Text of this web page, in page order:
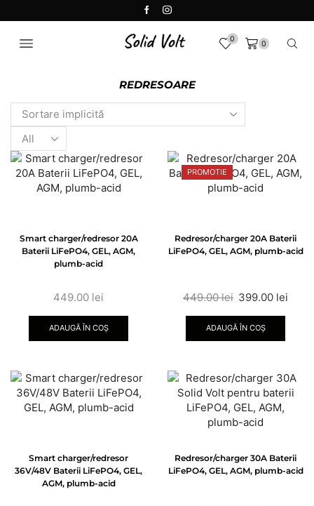
0
0
REDRESOARE
Smart charger/redresor 20A
Baterii LiFePO4, GEL, AGM,
plumb-acid
449.00 lei
ADAUGĂ ÎN COȘ
PROMOTIE
Redresor/charger 20A Baterii
LiFePO4, GEL, AGM, plumb-acid
449.00lei 399.00 lei
ADAUGĂ ÎN COȘ
Smart charger/redresor
36V/48V Baterii LiFePO4, GEL,
AGM, plumb-acid
Redresor/charger 30A Baterii
LiFePO4, GEL, AGM, plumb-acid